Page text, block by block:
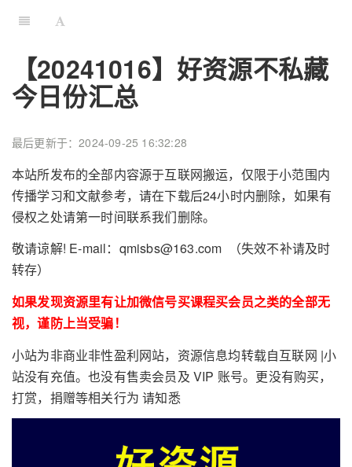
【20241016】好资源不私藏
今日份汇总
最后更新于：2024-09-25 16:32:28
本站所发布的全部内容源于互联网搬运，仅限于小范围内
传播学习和文献参考，请在下载后24小时内删除，如果有
侵权之处请第一时间联系我们删除。
敬请谅解! E-mail：qmisbs@163.com （失效不补请及时
转存）
如果发现资源里有让加微信号买课程买会员之类的全部无
视，谨防上当受骗！
小站为非商业非性盈利网站，资源信息均转载自互联网 |小
站没有充值。也没有售卖会员及 VIP 账号。更没有购买，
打赏，捐赠等相关行为 请知悉